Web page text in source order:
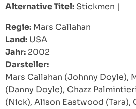
Alternative Titel: Stickmen |
Regie: Mars Callahan
Land: USA
Jahr: 2002
Darsteller:
Mars Callahan (Johnny Doyle),
(Danny Doyle), Chazz
(Nick), Alison Eastwood (Tara),